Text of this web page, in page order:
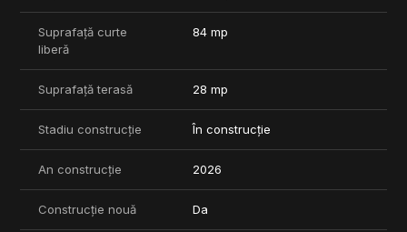
Suprafață curte
liberă
84 mp
Suprafață terasă 28 mp
Stadiu construcție În construcție
An construcție 2026
Construcție nouă Da